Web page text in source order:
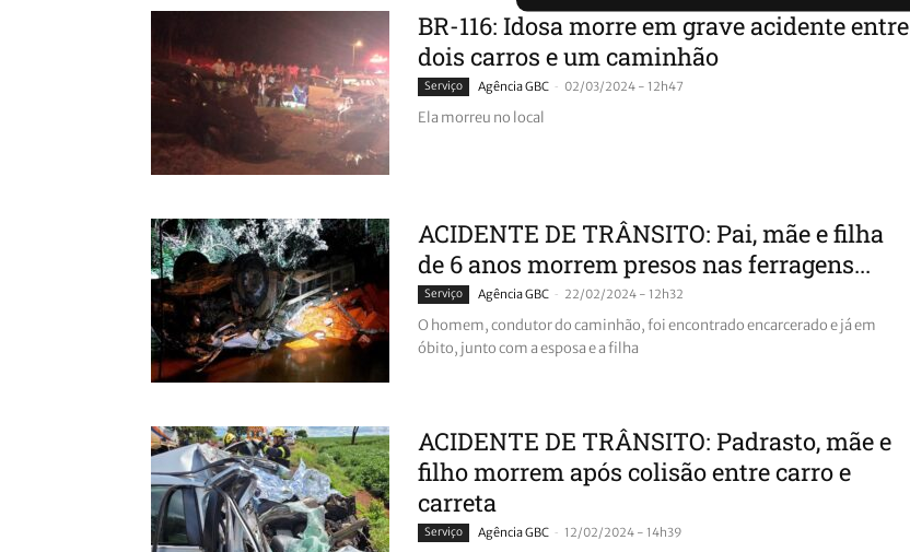
BR-116: Idosa morre em grave acidente entre
dois carros e um caminhão
Serviço Agência GBC - 02/03/2024 - 12h47
Ela morreu no local
ACIDENTE DE TRÂNSITO: Pai, mãe e filha
de 6 anos morrem presos nas ferragens...
Serviço Agência GBC - 22/02/2024 - 12h32
O homem, condutor do caminhão, foi encontrado encarcerado e já em
óbito, junto com a esposa e a filha
ACIDENTE DE TRÂNSITO: Padrasto, mãe e
filho morrem após colisão entre carro e
carreta
Serviço Agência GBC - 12/02/2024 - 14h39